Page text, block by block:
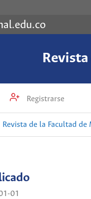
Registrarse
Revista de la Facultad de
01